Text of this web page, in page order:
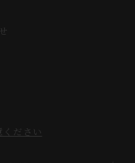
ください